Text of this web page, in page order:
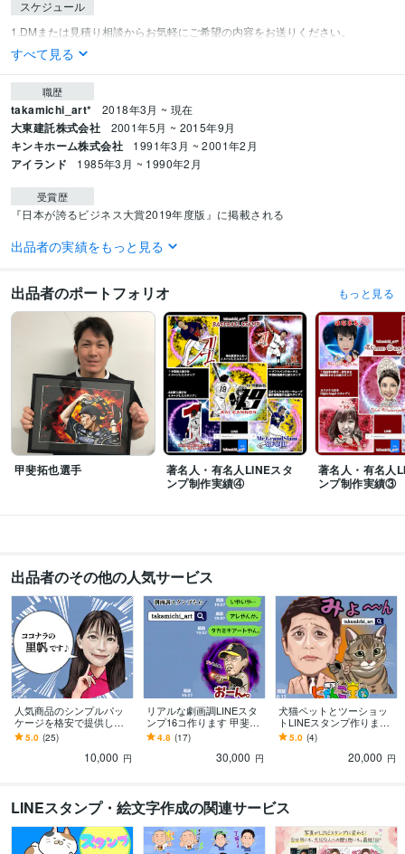
スケジュール
すべて見る
職歴
takamichi_art* 2018年3月 ~ 現在
大東建託株式会社 2001年5月 ~ 2015年9月
キンキホーム株式会社 1991年3月 ~ 2001年2月
アイランド 1985年3月 ~ 1990年2月
受賞歴
『日本が誇るビジネス大賞2019年度版』に掲載される
資格・検定
ビジネス・クリエイティブツール
ibisPaint:7年
得意分野
イラスト作成・漫画制作 リアルな似顔絵・肖像画、LINEスタンプ
イラスト作成・漫画制作 似顔絵　LINEスタンプ作成
似顔絵 デザイン
学歴
京都造形大学 1983年3月 ~ 1985年2月
アトリエりべら 1982年3月 ~ 1983年2月
1980年3月 ~ 1983年2月
出品者の実績をもっと見る
出品者のポートフォリオ もっと見る
甲斐拓也選手
著名人・有名人LINEスタ
ンプ制作実績④
著名人・有名人
ンプ制作実績③
出品者のその他の人気サービス
人気商品のシンプルパッ
ケージを格安で提供しま
す プレゼントに！人気ス
タンプのシンプルな廉価
パッケージです。
5.0 (25)
10,000 円
リアルな劇画調LINEスタ
ンプ16コ作ります 甲斐選
手も愛用！野球スタンプ
ならタカミチアートにお
4.8 (17)
30,000 円
犬猫ペットとツーショッ
トLINEスタンプ作ります
ネタに！自慢に！可愛い
愛犬・愛猫がLINEで想い
5.0 (4)
20,000 円
LINEスタンプ・絵文字作成の関連サービス